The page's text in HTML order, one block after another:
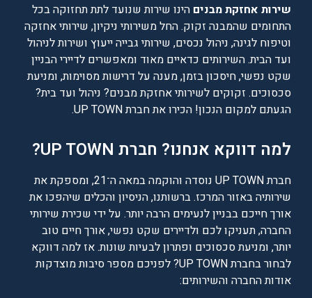
שירות אחזקת מבנים הינו שירות שנועד לתת תחזוקה בכל
התחומים שהמבנה זקוק. החל משירותי ניקיון, שירותי אחזקה
וטיפוח לגינה, ניהול נכסים, שירותי גבייה ייעוץ ושירות לניהול
ועד הבית. השירותים כדאיים מאוד ומאפשרים לדיירי הבניין
שקט נפשי, חיסכון בזמן, מענה על דרישות מסוימות, ומניעת
סכסוכים. זקוקים לשירותי אחזקת מבנים? ניהול ועד בית?
הגעתם למקום הנכון! הכירו את חברת UP TOWN.
למה דווקא אנחנו? חברת UP TOWN?
חברת UP TOWN נוסדה והוקמה במאה ה־21, ומספקת את
שירותיה באזור המרכז. ברשותנו, הניסיון והכלים שיהפכו את
אורך חייכם בבניין לנעימים הרבה יותר. על ידי שכירת שירותי
החברה, תעניקו לכם ולדיירים שקט נפשי, אורך חיים טוב
יותר, ומניעת סכסוכים ופתרון לבעיות שונות. אז למה דווקא
לבחור בחברת UP TOWN? לפניכם מספר סיבות מוצדקות
אודות החברה והשירותים: